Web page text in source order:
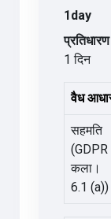
1day
1 दिन
वैध
सहमति
(GDPR
कला।
6.1 (a))